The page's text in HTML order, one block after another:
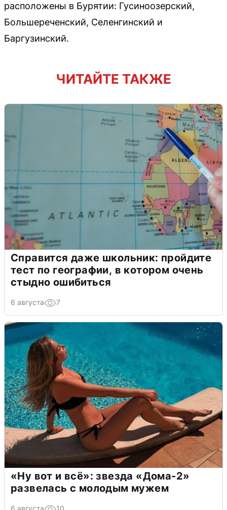
расположены в Бурятии: Гусиноозерский,
Большереченский, Селенгинский и
Баргузинский.
ЧИТАЙТЕ ТАКЖЕ
Справится даже школьник: пройдите
тест по географии, в котором очень
стыдно ошибиться
6 августа 7
«Ну вот и всё»: звезда «Дома-2»
развелась с молодым мужем